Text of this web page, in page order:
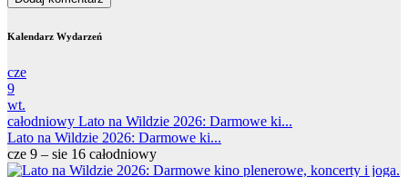
Kalendarz Wydarzeń
cze
9
wt.
całodniowy Lato na Wildzie 2026: Darmowe ki...
Lato na Wildzie 2026: Darmowe ki...
cze 9 – sie 16 całodniowy